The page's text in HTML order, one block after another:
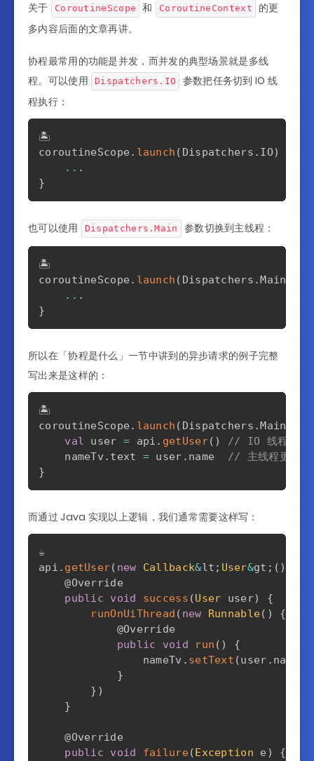
关于 CoroutineScope 和 CoroutineContext
的更
多内容后面的文章再讲。
协程最常用的功能是并发，而并发的典型场景就是多线
程。可以使用
Dispatchers.IO
参数把任务切到 IO 线
程执行：
🏝️
coroutineScope . launch ( Dispatchers . IO)
.. .
}
也可以使用 Dispatchers.Main 参数切换到主线程：
🏝️
coroutineScope . launch ( Dispatchers . Main
.. .
}
所以在「协程是什么」一节中讲到的异步请求的例子完整
写出来是这样的：
🏝️
coroutineScope . launch ( Dispatchers . Main
val user = api . getUser( )
// IO 线程执行
    nameTv
. text = user . name // 主线程更新
}
而通过 Java 实现以上逻辑，我们通常需要这样写：
☕️
api . getUser( new Callback&lt ; User&gt ; ( )
@Override
public
void success (User user)
{
runOnUiThread ( new Runnable( )
{
@Override
public
void run ( )
{
                nameTv
. setText (user . name
}
} )
}
@Override
public
void failure( Exception e )
{